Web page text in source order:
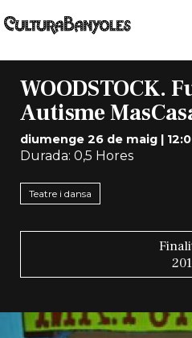
WOODSTOCK.
Autisme
diumenge 26 de maig|
Durada: 0,5 Hores
Teatre i dansa